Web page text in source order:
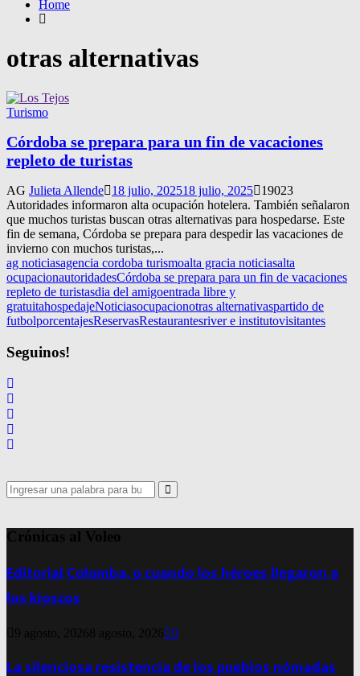
Home
otras alternativas
Turismo
Córdoba se prepara para un fin de vacaciones
repleto de turistas
AG Julieta Allende 18 julio, 202518 julio, 2025
19023
Autoridades informaron alta ocupación hotelera. También señalaron
que muchos turistas buscan otras alternativas para hospedarse. Este
fin de semana, Córdoba se prepara para despedir las vacaciones de
invierno con muchos turistas,...
ag noticiasagencia cordoba turismoalta gracia noticiasalta
ocupacionautoridadesCórdoba se prepara para un fin de vacaciones
repleto de turistasdia del amigoentrada libre y
gratuitahospedajeNoticiasocupacionotras alternativaspartido de
futbolporcentajesReservasRestaurantesriver e institutovisitantes
Seguinos!
Search
for:
Search
Crónicas al Voleo
Editorial Columba, o cuando los héroes llegaron a
los kioscos
9 agosto, 20268 agosto, 2026 0
La silenciosa resistencia de los pueblos nómadas